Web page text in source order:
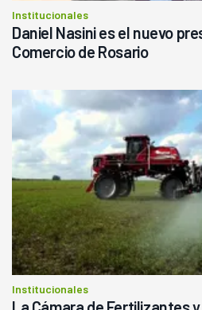
Institucionales
Daniel Nasini es el nuevo
Comercio de Rosario
Institucionales